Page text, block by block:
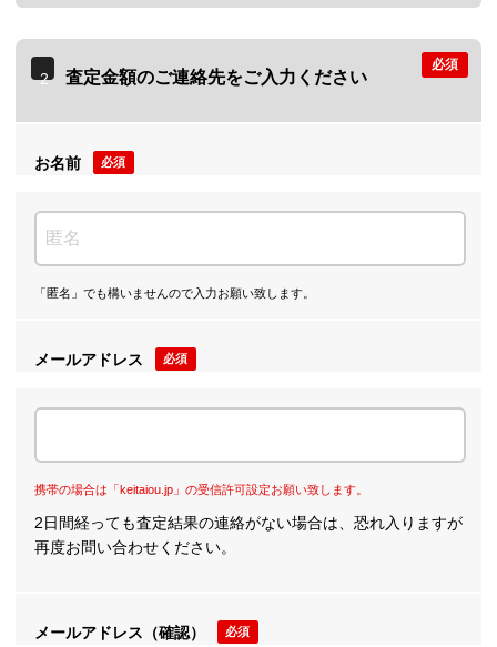
2 査定金額のご連絡先をご入力ください
必須
お名前 必須
「匿名」でも構いませんので入力お願い致します。
メールアドレス 必須
携帯の場合は「keitaiou.jp」の受信許可設定お願い致します。
2日間経っても査定結果の連絡がない場合は、恐れ入りますが
再度お問い合わせください。
メールアドレス（確認） 必須